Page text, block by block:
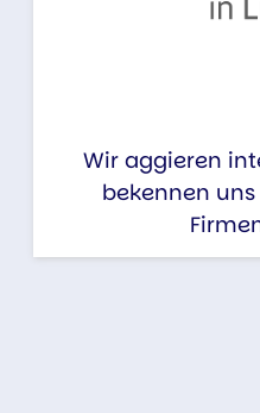
Wir aggieren
bekennen